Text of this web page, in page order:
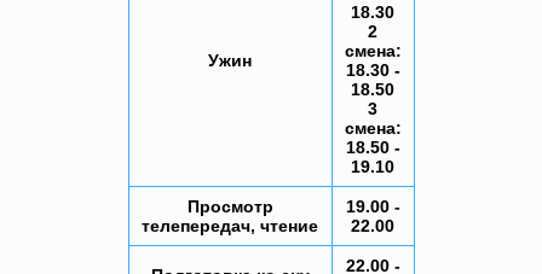
Ужин
18.30
2
смена:
18.30 -
18.50
3
смена:
18.50 -
19.10
Просмотр
телепередач, чтение
19.00 -
22.00
22.00 -